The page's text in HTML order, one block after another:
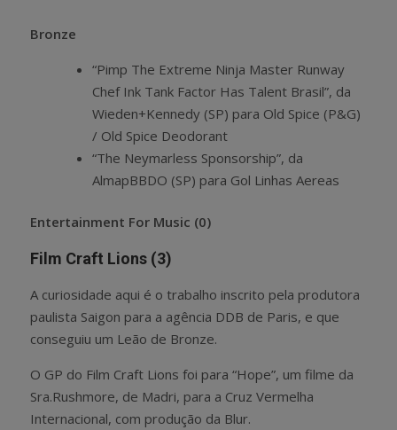
Bronze
“Pimp The Extreme Ninja Master Runway
Chef Ink Tank Factor Has Talent Brasil”, da
Wieden+Kennedy (SP) para Old Spice (P&G)
/ Old Spice Deodorant
“The Neymarless Sponsorship”, da
AlmapBBDO (SP) para Gol Linhas Aereas
Entertainment For Music (0)
Film Craft Lions (3)
A curiosidade aqui é o trabalho inscrito pela produtora
paulista Saigon para a agência DDB de Paris, e que
conseguiu um Leão de Bronze.
O GP do Film Craft Lions foi para “Hope”, um filme da
Sra.Rushmore, de Madri, para a Cruz Vermelha
Internacional, com produção da Blur.